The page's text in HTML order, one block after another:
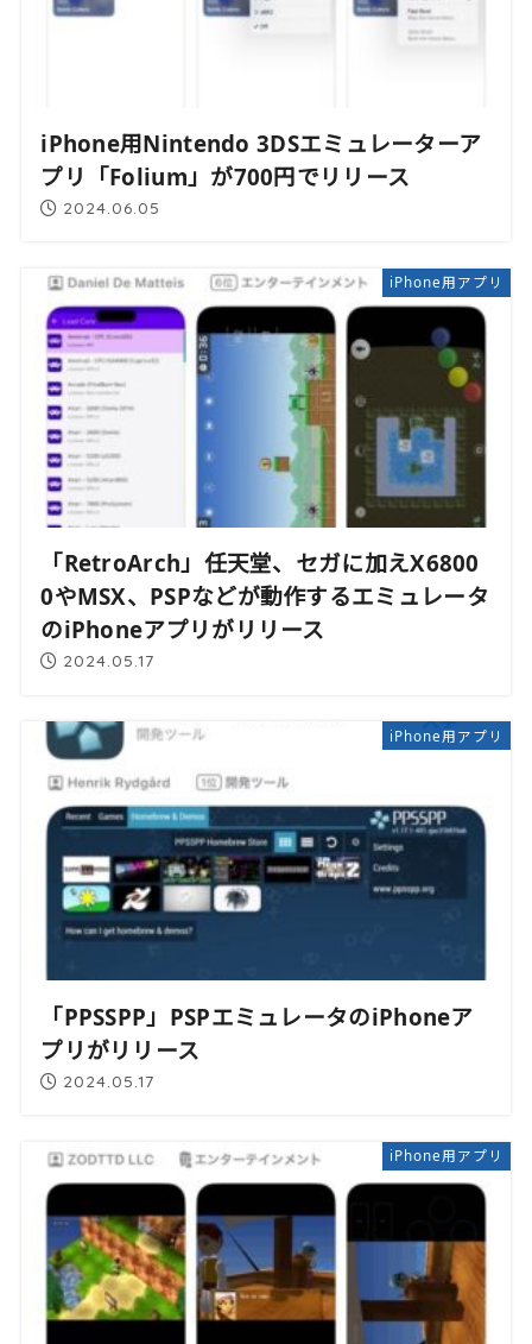
iPhone用Nintendo 3DSエミュレーターア
プリ「Folium」が700円でリリース
2024.06.05
iPhone用アプリ
「RetroArch」任天堂、セガに加えX6800
0やMSX、PSPなどが動作するエミュレータ
のiPhoneアプリがリリース
2024.05.17
iPhone用アプリ
「PPSSPP」PSPエミュレータのiPhoneア
プリがリリース
2024.05.17
iPhone用アプリ